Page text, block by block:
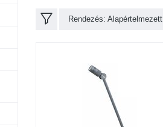
Rendezés: Alapértelmezett